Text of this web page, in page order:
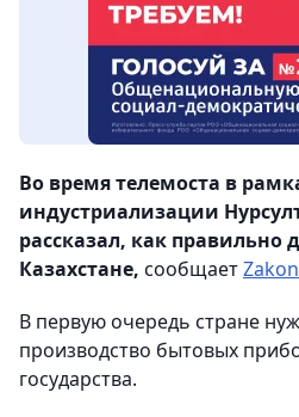
Во время телемоста в
индустриализации
рассказал, как правильно
Казахстане, сообщает
В первую очередь стране
производство бытовых
государства.